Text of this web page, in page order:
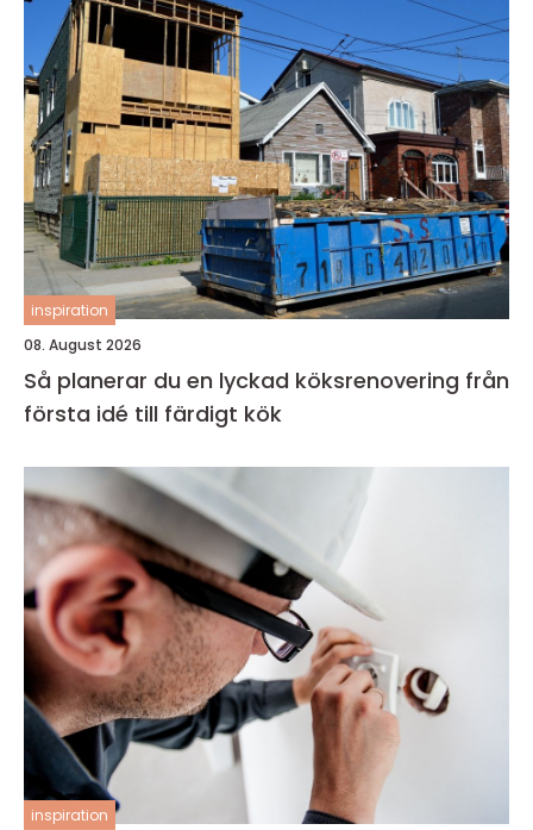
inspiration
08. August 2026
Så planerar du en lyckad köksrenovering från
första idé till färdigt kök
inspiration